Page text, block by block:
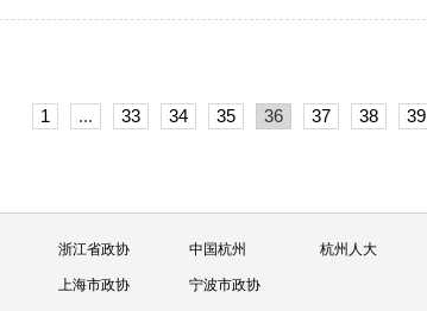
1 ... 33 34 35 36 37 38 39
浙江省政协 中国杭州 杭州人大
上海市政协 宁波市政协